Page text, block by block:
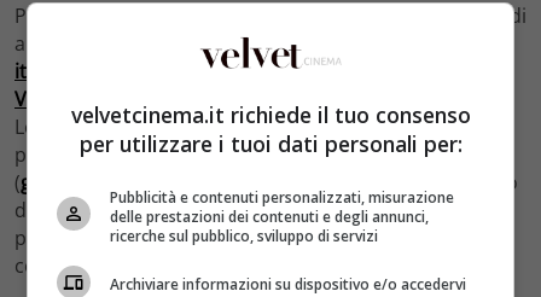
Per quanto riguarda invece i bambini, c’è la possibilità di
andare al cinema a vedereL’Ape Maia
italiano
Le Tartarughe Ninja(leggi la recensione su
Velvet Cinema
Leonardo e Donatello. Gli appassionati di musica non
possono certamente perdereJimi – All Is By My Side
(guarda il trailer su Velvet Cinema
), film scritto e diretto
da John Ridley sulla vita per l’appunto di Jimi Hendrix
prima che diventasse l’icona del rock che tutti
conosciamo.
velvetcinema.it richiede il tuo consenso
per utilizzare i tuoi dati personali per:
Pubblicità e contenuti personalizzati, misurazione
delle prestazioni dei contenuti e degli annunci,
ricerche sul pubblico, sviluppo di servizi
Archiviare informazioni su dispositivo e/o accedervi